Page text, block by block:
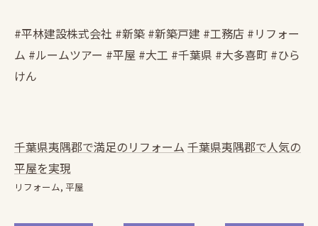
#平林建設株式会社 #新築 #新築戸建 #工務店 #リフォー
ム #ルームツアー #平屋 #大工 #千葉県 #大多喜町 #ひら
けん
千葉県夷隅郡で満足のリフォーム 千葉県夷隅郡で人気の
平屋を実現
リフォーム 平屋